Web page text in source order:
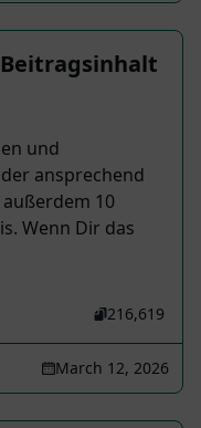
und
ansprechend
10
Wenn Dir das
216,619
March 12, 2026